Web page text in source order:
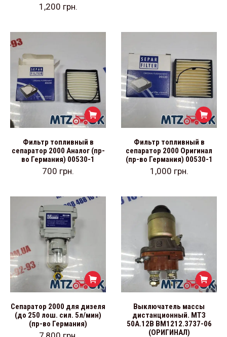
1,200 грн.
Фильтр топливный в
сепаратор 2000 Аналог (пр-
во Германия) 00530-1
700 грн.
Фильтр топливный в
сепаратор 2000 Оригинал
(пр-во Германия) 00530-1
1,000 грн.
Сепаратор 2000 для дизеля
(до 250 лош. сил. 5л/мин)
(пр-во Германия)
Выключатель массы
дистанционный. МТЗ
50А.12В ВМ1212.3737-06
(ОРИГИНАЛ)